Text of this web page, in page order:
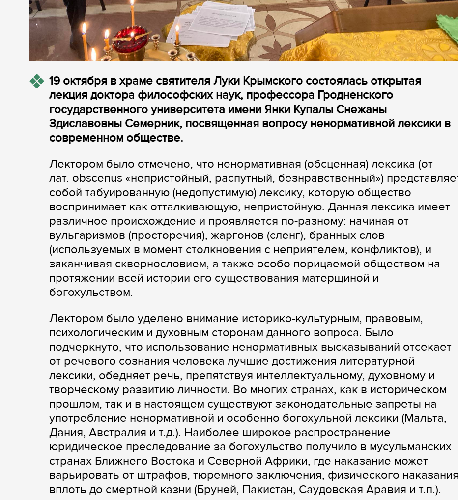
19 октября в храме святителя Луки Крымского состоялась открытая
лекция доктора философских наук, профессора Гродненского
государственного университета имени Янки Купалы Снежаны
Здиславовны Семерник, посвященная вопросу ненормативной лексики в
современном обществе.
Лектором было отмечено, что ненормативная (обсценная) лексика (от
лат. obscenus «непристойный, распутный, безнравственный»)
собой табуированную (недопустимую) лексику, которую общество
воспринимает как отталкивающую, непристойную. Данная лексика имеет
различное происхождение и проявляется по-разному: начиная от
вульгаризмов (просторечия), жаргонов (сленг), бранных слов
(используемых в момент столкновения с неприятелем, конфликтов), и
заканчивая сквернословием, а также особо порицаемой обществом на
протяжении всей истории его существования матерщиной и
богохульством.
Лектором было уделено внимание историко-культурным, правовым,
психологическим и духовным сторонам данного вопроса. Было
подчеркнуто, что использование ненормативных высказываний отсекает
от речевого сознания человека лучшие достижения литературной
лексики, обедняет речь, препятствуя интеллектуальному, духовному и
творческому развитию личности. Во многих странах, как в историческом
прошлом, так и в настоящем существуют законодательные запреты на
употребление ненормативной и особенно богохульной лексики (Мальта,
Дания, Австралия и т.д.). Наиболее широкое распространение
юридическое преследование за богохульство получило в мусульманских
странах Ближнего Востока и Северной Африки, где наказание может
варьировать от штрафов, тюремного заключения, физического наказания
вплоть до смертной казни (Бруней, Пакистан, Саудовская Аравия и т.п.).